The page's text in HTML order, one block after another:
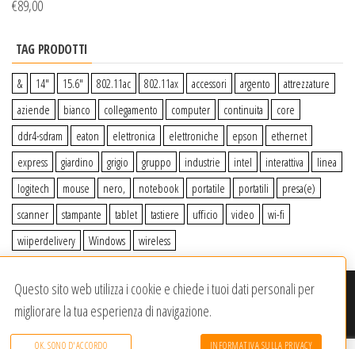
€89,00
TAG PRODOTTI
& 14″ 15.6″ 802.11ac 802.11ax accessori argento
attrezzature
aziende
bianco collegamento computer continuita
core
ddr4-sdram
eaton elettronica elettroniche epson
ethernet
express
giardino grigio gruppo industrie intel interattiva
linea
logitech
mouse nero, notebook portatile portatili
presa(e)
scanner
stampante tablet tastiere ufficio video
wi-fi
wiiperdelivery
Windows wireless
© 2020-2023Wiiper Store . Tutti i diritti riservati|Offerto da:
Dracma Service S.R.L.
Questo sito web utilizza i cookie e chiede i tuoi dati personali per
migliorare la tua esperienza di navigazione.
OK, SONO D'ACCORDO INFORMATIVA SULLA PRIVACY